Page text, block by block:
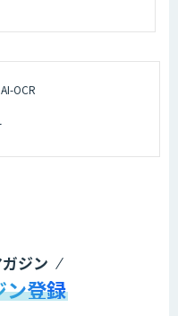
AI-OCR
ジン
ン登録